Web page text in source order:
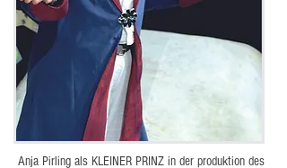
Anja Pirling als KLEINER PRINZ in der produktion des